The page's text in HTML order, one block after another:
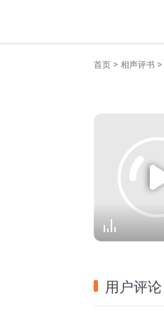
首页 > 相声评书 >
用户评论